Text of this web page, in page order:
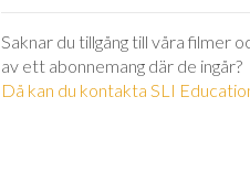
Saknar du tillgång till våra filmer
av ett abonnemang där de ingår?
Då kan du kontakta SLI